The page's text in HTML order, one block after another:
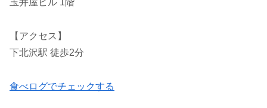
玉井屋ビル 1階
【アクセス】
下北沢駅 徒歩2分
食べログでチェックする